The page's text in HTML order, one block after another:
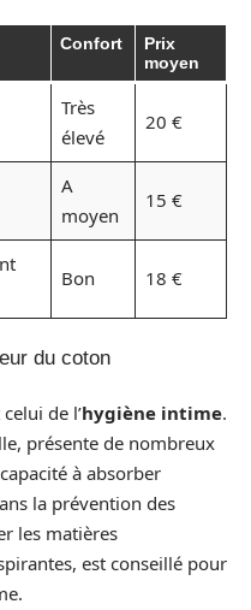
Confort
Prix
moyen
Très
élevé
20 €
A
moyen
15 €
Bon 18 €
du coton
de l’hygiène intime.
présente de nombreux
à absorber
la prévention des
les matières
est conseillé pour